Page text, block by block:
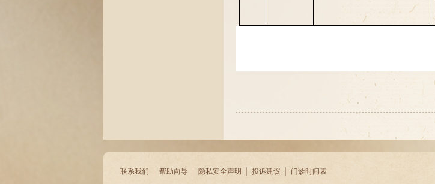
联系我们 帮助向导 隐私安全声明 投诉建议 门诊时间表